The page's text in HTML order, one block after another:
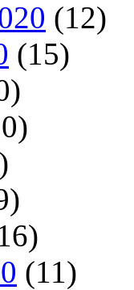
(12)
(15)
(11)